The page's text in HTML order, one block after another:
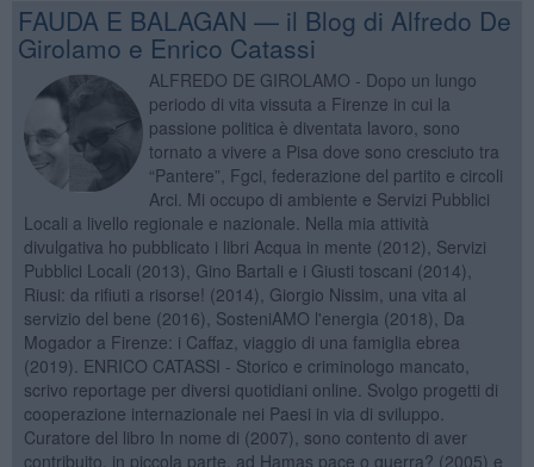
FAUDA E BALAGAN — il Blog di Alfredo De
Girolamo e Enrico Catassi
ALFREDO DE GIROLAMO - Dopo un lungo
periodo di vita vissuta a Firenze in cui la
passione politica è diventata lavoro, sono
tornato a vivere a Pisa dove sono cresciuto tra
“Pantere”, Fgci, federazione del partito e circoli
Arci. Mi occupo di ambiente e Servizi Pubblici
Locali a livello regionale e nazionale. Nella mia attività
divulgativa ho pubblicato i libri Acqua in mente (2012), Servizi
Pubblici Locali (2013), Gino Bartali e i Giusti toscani (2014),
Riusi: da rifiuti a risorse! (2014), Giorgio Nissim, una vita al
servizio del bene (2016), SosteniAMO l'energia (2018), Da
Mogador a Firenze: i Caffaz, viaggio di una famiglia ebrea
(2019). ENRICO CATASSI - Storico e criminologo mancato,
scrivo reportage per diversi quotidiani online. Svolgo progetti di
cooperazione internazionale nei Paesi in via di sviluppo.
Curatore del libro In nome di (2007), sono contento di aver
contribuito, in piccola parte, ad Hamas pace o guerra? (2005) e